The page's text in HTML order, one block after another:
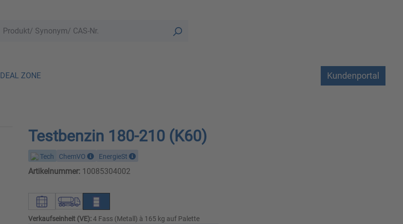
DEAL ZONE Kundenportal
Testbenzin 180-210 (K60)
Tech ChemVO EnergieSt
Artikelnummer:10085304002
Verkaufseinheit (VE):4 Fass (Metall) à 165 kg auf Palette